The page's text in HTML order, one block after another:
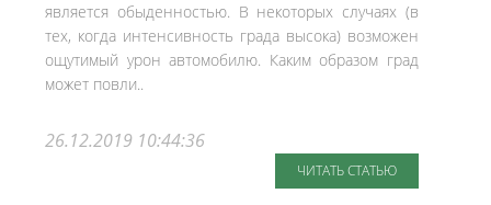
является обыденностью. В некоторых случаях (в
тех, когда интенсивность града высока) возможен
ощутимый урон автомобилю. Каким образом град
может повли..
26.12.2019 10:44:36
ЧИТАТЬ СТАТЬЮ